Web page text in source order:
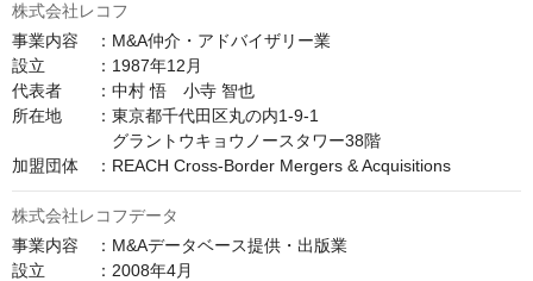
株式会社レコフ
事業内容　：M&A仲介・アドバイザリー業
設立　　　：1987年12月
代表者　　：中村 悟　小寺 智也
所在地　　：東京都千代田区丸の内1-9-1
グラントウキョウノースタワー38階
加盟団体　：REACH Cross-Border Mergers & Acquisitions
株式会社レコフデータ
事業内容　：M&Aデータベース提供・出版業
設立　　　：2008年4月